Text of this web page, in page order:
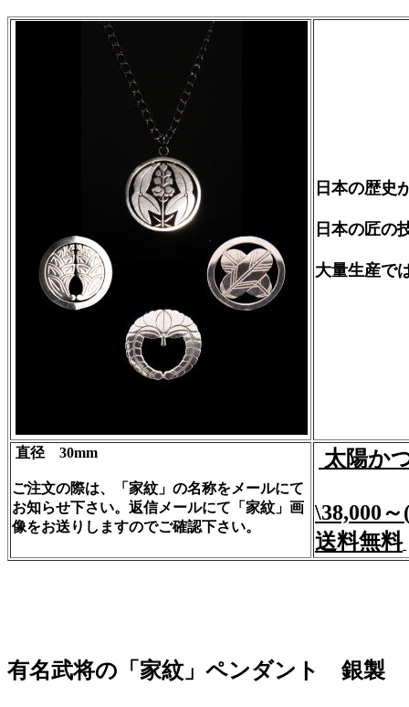
日本の歴史
日本の匠の
大量生産で
直径 30mm
ご注文の際は、「家紋」の名称をメールにて
お知らせ下さい。返信メールにて「家紋」画
像をお送りしますのでご確認下さい。
太陽か
\38,000
送料無料
有名武将の「家紋」ペンダント 銀製